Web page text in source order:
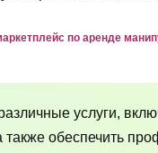
по аренде
услуги,
обеспечить